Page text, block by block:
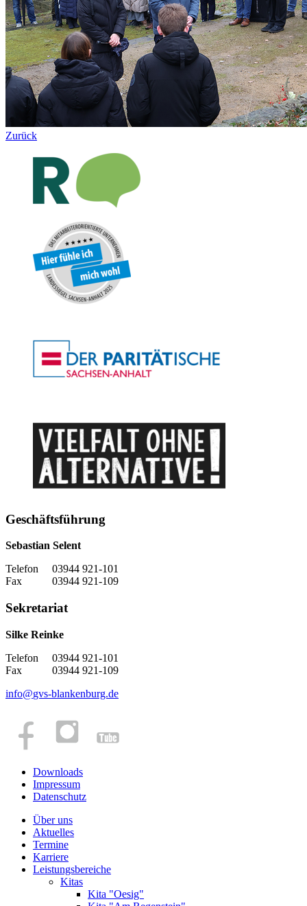
Zurück
Geschäftsführung
Sebastian Selent
Telefon 03944 921-101
Fax 03944 921-109
Sekretariat
Silke Reinke
Telefon 03944 921-101
Fax 03944 921-109
info@gvs-blankenburg.de
Downloads
Impressum
Datenschutz
Über uns
Aktuelles
Termine
Karriere
Leistungsbereiche
Kitas
Kita "Oesig"